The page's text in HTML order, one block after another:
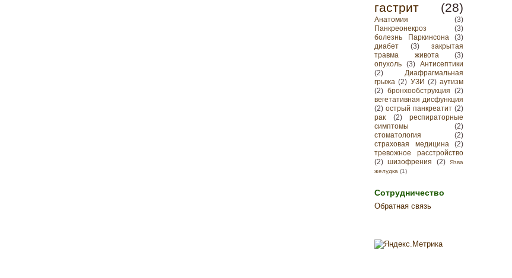
гастрит (28)
Анатомия
(3)
Панкреонекроз
(3)
болезнь Паркинсона
(3)
диабет
(3)
закрытая
травма живота
(3)
опухоль
(3)
Антисептики
(2)
Диафрагмальная
грыжа (2) УЗИ (2) аутизм
(2) бронхообструкция
(2)
вегетативная дисфункция
(2) острый панкреатит (2)
рак
(2)
респираторные
симптомы
(2)
стоматология
(2)
страховая медицина
(2)
тревожное расстройство
(2) шизофрения (2)
Язва
желудка (1)
Сотрудничество
Обратная связь